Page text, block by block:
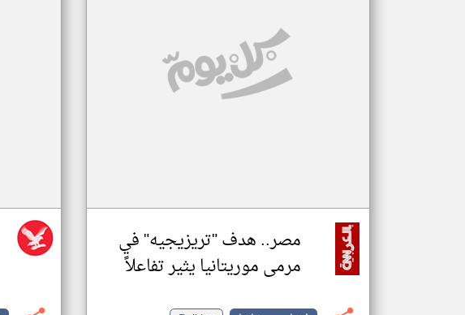
مصر.. هدف "تريزيجيه" في
مرمى موريتانيا يثير تفاعلاً